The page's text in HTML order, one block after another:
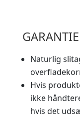
Naturlig
Hvis
ikke
hvis det